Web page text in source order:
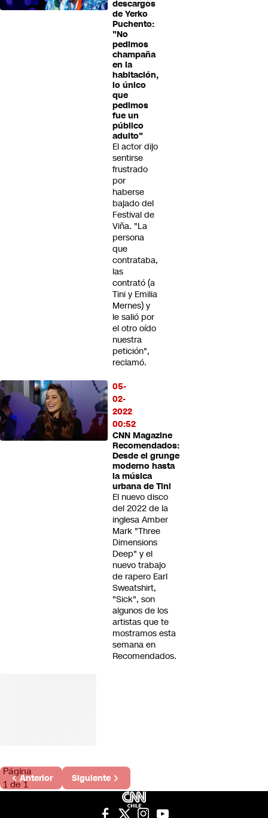
descargos
de Yerko
Puchento:
"No
pedimos
champaña
en la
habitación,
lo único
que
pedimos
fue un
público
adulto"
El actor dijo
sentirse
frustrado
por
haberse
bajado del
Festival de
Viña. "La
persona
que
contrataba,
las
contrató (a
Tini y Emilia
Mernes) y
le salió por
el otro oído
nuestra
petición",
reclamó.
05-
02-
2022
00:52
CNN Magazine
Recomendados:
Desde el grunge
moderno hasta
la música
urbana de Tini
El nuevo disco
del 2022 de la
inglesa Amber
Mark "Three
Dimensions
Deep" y el
nuevo trabajo
de rapero Earl
Sweatshirt,
"Sick", son
algunos de los
artistas que te
mostramos esta
semana en
Recomendados.
Página
1 de 1
Anterior Siguiente